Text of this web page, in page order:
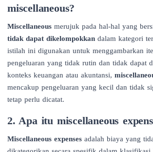
miscellaneous?
Miscellaneous merujuk pada hal-hal yang
tidak dapat dikelompokkan dalam kategori
istilah ini digunakan untuk menggambarkan
pengeluaran yang tidak rutin dan tidak dapat
konteks keuangan atau akuntansi,
mencakup pengeluaran yang kecil dan tidak
tetap perlu dicatat.
2. Apa itu miscellaneous
Miscellaneous expenses adalah biaya yang